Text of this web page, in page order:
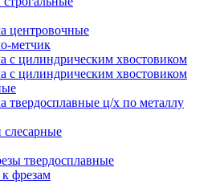
центровочные
метчик
с цилиндрическим хвостовиком
с цилиндрическим хвостовиком
твердосплавные ц/х по металлу
слесарные
твердосплавные
фрезам